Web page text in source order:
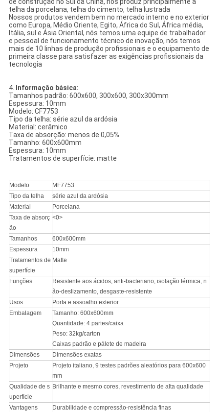
de construção no Sul da China, nós produz principalmente a
telha da porcelana, telha do cimento, telha lustrada
Nossos produtos vendem bem no mercado interno e no exterior
como Europa, Médio Oriente, Egito, África do Sul, África média,
Itália, sul e Ásia Oriental, nós temos uma equipe de trabalhador
e pessoal de funcionamento técnico de inovação, nós temos
mais de 10 linhas de produção profissionais e o equipamento de
primeira classe para satisfazer as exigências profissionais da
tecnologia
4. Informação básica:
Tamanhos padrão: 600x600, 300x600, 300x300mm
Espessura: 10mm
Modelo: CF7753
Tipo da telha: série azul da ardósia
Material: cerâmico
Taxa de absorção: menos de 0,05%
Tamanho: 600x600mm
Espessura: 10mm
Tratamentos de superfície: matte
Modelo
MF7753
Tipo da telha
série azul da ardósia
Material
Porcelana
Taxa de absorç
ão
<0>
Tamanhos
600x600mm
Espessura
10mm
Tratamentos de
superfície
Matte
Funções
Resistente aos ácidos, anti-bacteriano, isolação térmica, n
ão-deslizamento, desgaste-resistente
Usos
Porta e assoalho exterior
Embalagem
Tamanho: 600x600mm
Quantidade: 4 partes/caixa
Peso: 32kg/carton
Caixas padrão e pálete de madeira
Dimensões
Dimensões exatas
Projeto
Projeto italiano, 9 testes padrões aleatórios para 600x600
mm
Qualidade de s
uperfície
Brilhante e mesmo cores, revestimento de alta qualidade
Vantagens
Durabilidade e compressão-resistência finas